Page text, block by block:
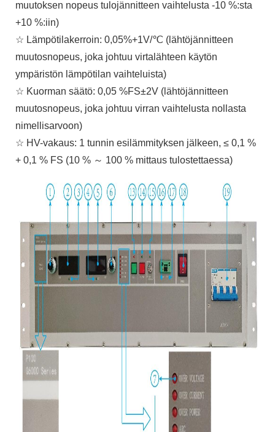
muutoksen nopeus tulojännitteen vaihtelusta -10 %:sta
+10 %:iin)
☆ Lämpötilakerroin: 0,05%+1V/℃ (lähtöjännitteen
muutosnopeus, joka johtuu virtalähteen käytön
ympäristön lämpötilan vaihteluista)
☆ Kuorman säätö: 0,05 %FS±2V (lähtöjännitteen
muutosnopeus, joka johtuu virran vaihtelusta nollasta
nimellisarvoon)
☆ HV-vakaus: 1 tunnin esilämmityksen jälkeen, ≤ 0,1 %
+ 0,1 % FS (10 % ～ 100 % mittaus tulostettaessa)